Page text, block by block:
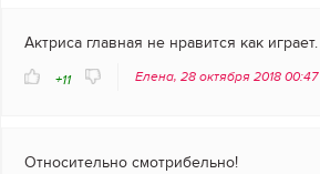
Актриса главная не нравится как играет.
+11 Елена, 28 октября 2018 00:47
Относительно смотрибельно!